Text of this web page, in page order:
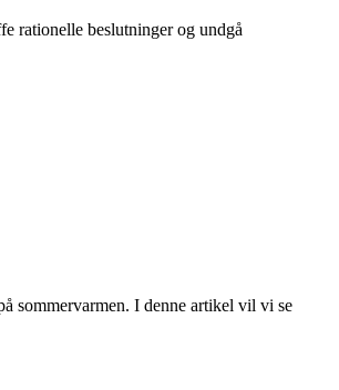
rationelle beslutninger og undgå
sommervarmen. I denne artikel vil vi se